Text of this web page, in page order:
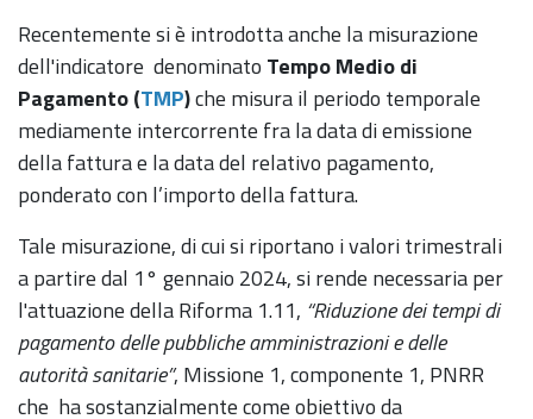
Recentemente si è introdotta anche la misurazione
dell'indicatore denominato Tempo Medio di
Pagamento (TMP)che misura il periodo temporale
mediamente intercorrente fra la data di emissione
della fattura e la data del relativo pagamento,
ponderato con l’importo della fattura.
Tale misurazione, di cui si riportano i valori trimestrali
a partire dal 1° gennaio 2024, si rende necessaria per
l'attuazione della Riforma 1.11, “Riduzione dei tempi di
pagamento delle pubbliche amministrazioni e delle
autorità sanitarie”, Missione 1, componente 1, PNRR
che ha sostanzialmente come obiettivo da